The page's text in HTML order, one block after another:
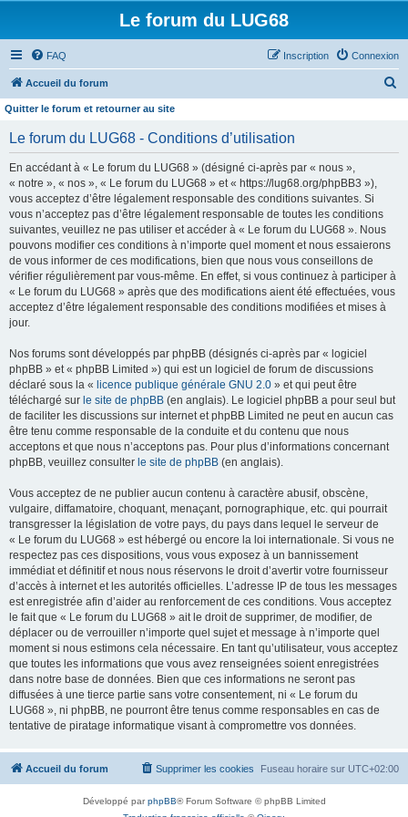
Le forum du LUG68
FAQ Connexion
Inscription
Accueil du forum
Quitter le forum et retourner au site
Le forum du LUG68 - Conditions d’utilisation
En accédant à « Le forum du LUG68 » (désigné ci-après par « nous »,
« notre », « nos », « Le forum du LUG68 » et « https://lug68.org/phpBB3 »),
vous acceptez d’être légalement responsable des conditions suivantes. Si
vous n’acceptez pas d’être légalement responsable de toutes les conditions
suivantes, veuillez ne pas utiliser et accéder à « Le forum du LUG68 ». Nous
pouvons modifier ces conditions à n’importe quel moment et nous essaierons
de vous informer de ces modifications, bien que nous vous conseillons de
vérifier régulièrement par vous-même. En effet, si vous continuez à participer à
« Le forum du LUG68 » après que des modifications aient été effectuées, vous
acceptez d’être légalement responsable des conditions modifiées et mises à
jour.
Nos forums sont développés par phpBB (désignés ci-après par « logiciel
phpBB » et « phpBB Limited ») qui est un logiciel de forum de discussions
déclaré sous la « licence publique générale GNU 2.0 » et qui peut être
téléchargé sur le site de phpBB (en anglais). Le logiciel phpBB a pour seul but
de faciliter les discussions sur internet et phpBB Limited ne peut en aucun cas
être tenu comme responsable de la conduite et du contenu que nous
acceptons et que nous n’acceptons pas. Pour plus d’informations concernant
phpBB, veuillez consulter le site de phpBB (en anglais).
Vous acceptez de ne publier aucun contenu à caractère abusif, obscène,
vulgaire, diffamatoire, choquant, menaçant, pornographique, etc. qui pourrait
transgresser la législation de votre pays, du pays dans lequel le serveur de
« Le forum du LUG68 » est hébergé ou encore la loi internationale. Si vous ne
respectez pas ces dispositions, vous vous exposez à un bannissement
immédiat et définitif et nous nous réservons le droit d’avertir votre fournisseur
d’accès à internet et les autorités officielles. L’adresse IP de tous les messages
est enregistrée afin d’aider au renforcement de ces conditions. Vous acceptez
le fait que « Le forum du LUG68 » ait le droit de supprimer, de modifier, de
déplacer ou de verrouiller n’importe quel sujet et message à n’importe quel
moment si nous estimons cela nécessaire. En tant qu’utilisateur, vous acceptez
que toutes les informations que vous avez renseignées soient enregistrées
dans notre base de données. Bien que ces informations ne seront pas
diffusées à une tierce partie sans votre consentement, ni « Le forum du
LUG68 », ni phpBB, ne pourront être tenus comme responsables en cas de
tentative de piratage informatique visant à compromettre vos données.
Accueil du forum Fuseau horaire sur UTC+02:00
Supprimer les cookies
Développé parphpBB® Forum Software © phpBB Limited